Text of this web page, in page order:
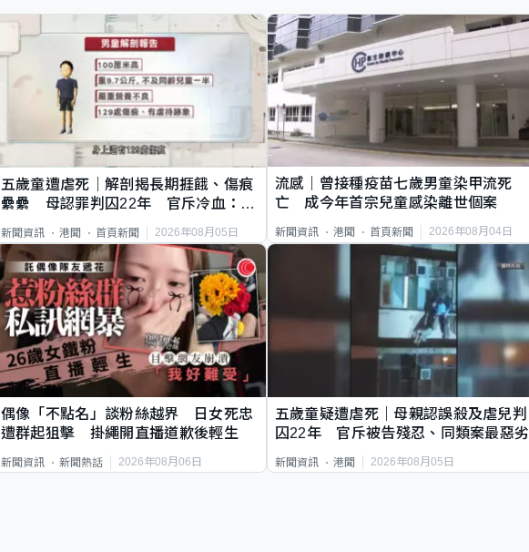
五歲童遭虐死｜解剖揭長期捱餓、傷痕
纍纍 母認罪判囚22年 官斥冷血：同
新聞資訊 港聞 首頁新聞 2026年08月05日
流感｜曾接種疫苗七歲男童染甲流死
亡 成今年首宗兒童感染離世個案
新聞資訊 港聞 首頁新聞 2026年08月04日
偶像「不點名」談粉絲越界 日女死忠
遭群起狙擊 掛繩開直播道歉後輕生
新聞資訊 新聞熱話 2026年08月06日
五歲童疑遭虐死｜母親認誤殺及虐兒判
囚22年 官斥被告殘忍、同類案最惡劣
新聞資訊 港聞 2026年08月05日